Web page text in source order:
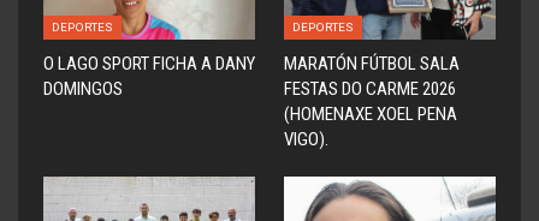
DEPORTES
O LAGO SPORT FICHA A DANY
DOMINGOS
DEPORTES
MARATÓN FÚTBOL SALA
FESTAS DO CARME 2026
(HOMENAXE XOEL PENA
VIGO).